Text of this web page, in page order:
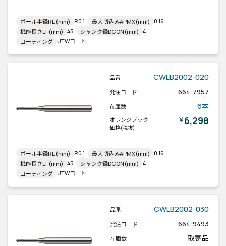
ボール半径RE(mm) R0.1 最大切込みAPMX(mm) 0.16
機能長さLF(mm) 45 シャンク径DCON(mm) 4
コーティング UTWコート
品番 CWLB2002-020
発注コード 664-7957
在庫数 6本
オレンジブック
価格(税抜)
￥6,298
ボール半径RE(mm) R0.1 最大切込みAPMX(mm) 0.16
機能長さLF(mm) 45 シャンク径DCON(mm) 4
コーティング UTWコート
品番 CWLB2002-030
発注コード 664-9493
在庫数 取寄品